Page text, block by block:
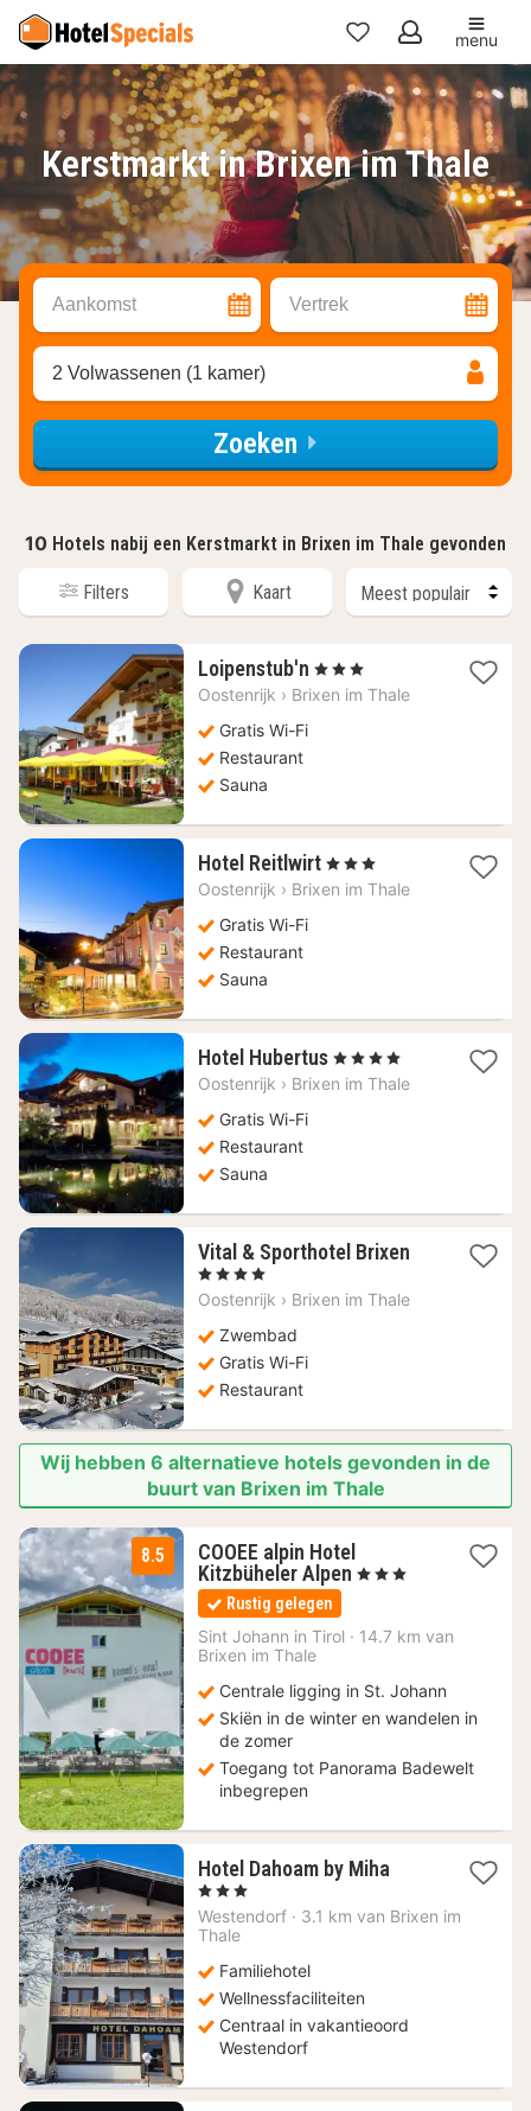
Mijn
favorieten
menu
Kerstmarkt in Brixen im Thale
Aankomst Vertrek
2 Volwassenen (1 kamer)
Zoeken
10 Hotels nabij een Kerstmarkt in Brixen im Thale gevonden
Filters Kaart
Loipenstub'n 1
nacht
, 3 Sterren
Oostenrijk › Brixen im Thale
Gratis Wi-Fi
Restaurant
Sauna
Hotel Reitlwirt 1
nacht
, 3 Sterren
Oostenrijk › Brixen im Thale
Gratis Wi-Fi
Restaurant
Sauna
Hotel Hubertus 1
nacht
, 4 Sterren
Oostenrijk › Brixen im Thale
Gratis Wi-Fi
Restaurant
Sauna
Vital & Sporthotel Brixen1
vanaf
, 4 Sterren
Oostenrijk › Brixen im Thale
Zwembad
Gratis Wi-Fi
Restaurant
Wij hebben 6 alternatieve hotels gevonden in de
buurt van Brixen im Thale
8.5
COOEE alpin Hotel
Kitzbüheler Alpen 1
84,60
, 3 Sterren
Rustig gelegen
Sint Johann in Tirol · 14.7 km van
Brixen im Thale
Centrale ligging in St. Johann
Skiën in de winter en wandelen in
de zomer
Toegang tot Panorama Badewelt
inbegrepen
Hotel Dahoam by Miha1
vanaf
, 3 Sterren
Westendorf · 3.1 km van Brixen im
Thale
Familiehotel
Wellnessfaciliteiten
Centraal in vakantieoord
Westendorf